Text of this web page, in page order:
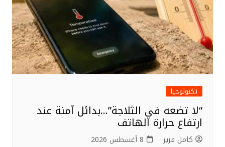
تكنولوجيا
“لا تضعه في الثلاجة”…بدائل آمنة عند
ارتفاع حرارة الهاتف
كامل فزيز 8 أغسطس 2026